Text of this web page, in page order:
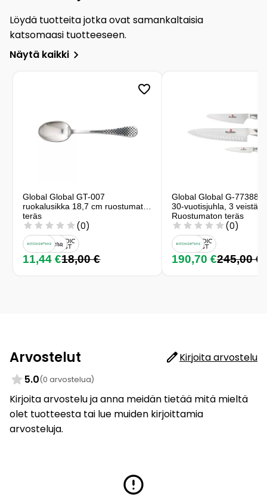
Löydä tuotteita jotka ovat samankaltaisia
katsomaasi tuotteeseen.
Näytä kaikki
Global Global GT-007
ruokalusikka 18,7 cm ruostumaton
teräs
(0)
11,44 €18,00 €
Global Global G-773889
30-vuotisjuhla, 3 veistä
Ruostumaton teräs
(0)
190,70 €245,00 €
Arvostelut
Kirjoita arvostelu
5.0(0 arvostelua)
Kirjoita arvostelu ja anna meidän tietää mitä mieltä
olet tuotteesta tai lue muiden kirjoittamia
arvosteluja.